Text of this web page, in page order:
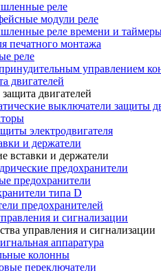
реле
модули реле
реле времени и
печатного монтажа
реле
управлением
двигателей
двигателей
выключатели защиты
электродвигателя
и держатели
вставки и держатели
предохранители
предохранители
типа D
предохранителей
и сигнализации
управления и сигнализации
аппаратура
колонны
переключатели